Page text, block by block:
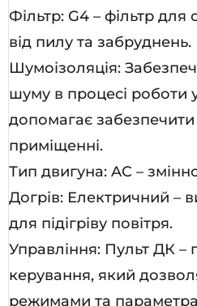
Фільтр: G4 – фільтр
від пилу та забруднень.
Шумоізоляція:
шуму в процесі роботи
допомагає
приміщенні.
Тип двигуна: AC –
Догрів: Електричний –
для підігріву повітря.
Управління: Пульт ДК –
керування, який
режимами та